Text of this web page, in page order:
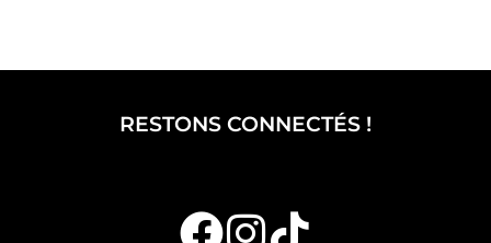
RESTONS CONNECTÉS !